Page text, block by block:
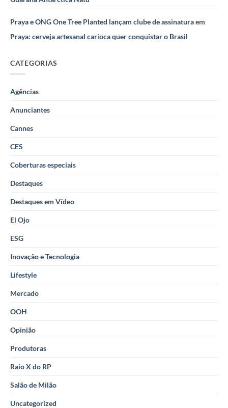
Praya e ONG One Tree Planted lançam clube de assinaturaem
Praya: cerveja artesanal carioca quer conquistar o Brasil
CATEGORIAS
Agências
Anunciantes
Cannes
CES
Coberturas especiais
Destaques
Destaques em Vídeo
El Ojo
ESG
Inovação e Tecnologia
Lifestyle
Mercado
OOH
Opinião
Produtoras
Raio X do RP
Salão de Milão
Uncategorized